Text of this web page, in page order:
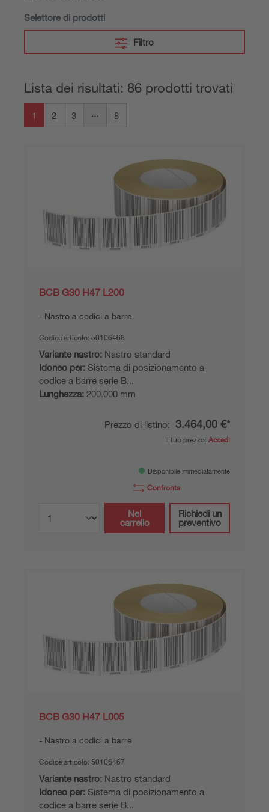
Selettore di prodotti
Filtro
Lista dei risultati: 86 prodotti trovati
1 2 3 8
BCB G30 H47 L200
Nastro a codici a barre
Codice articolo: 50106468
Variante nastro: Nastro standard
Idoneo per: Sistema di posizionamento a
codice a barre serie B...
Lunghezza: 200.000 mm
Prezzo di listino: 3.464,00 €*
Il tuo prezzo: Accedi
Disponibile immediatamente
Confronta
Nel
carrello
Richiedi un
preventivo
BCB G30 H47 L005
Nastro a codici a barre
Codice articolo: 50106467
Variante nastro: Nastro standard
Idoneo per: Sistema di posizionamento a
codice a barre serie B...